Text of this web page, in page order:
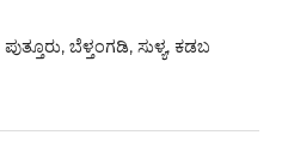
ಬೆಳ್ತಂಗಡಿ, ಸುಳ್ಯ, ಕಡಬ